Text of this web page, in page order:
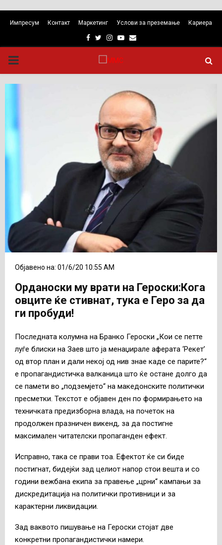
Импресум Контакт Маркетинг Услови за преземање Кариера
Facebook
TwitterInstagram
Youtube
Email
PRIMARY
MENU
Објавено на: 01/6/20 10:55 AM
Орданоски му врати на Героски:Кога
овците ќе стивнат, тука е Геро за да
ги пробуди!
Последната колумна на Бранко Героски „Кои се петте
луѓе блиски на Заев што ја менаџирале аферата ‘Рекет’
од втор план и дали некој од нив знае каде се парите?“
е пропагандистичка валканица што ќе остане долго да
се памети во „подземјето“ на македонските политички
пресметки. Текстот е објавен ден по формирањето на
техничката предизборна влада, на почеток на
продолжен празничен викенд, за да постигне
максимален читателски пропаганден ефект.
Исправно, така се прави тоа. Ефектот ќе си биде
постигнат, бидејќи зад целиот напор стои вешта и со
години вежбана екипа за правење „црни“ кампањи за
дискредитација на политички противници и за
карактерни ликвидации.
Зад ваквото пишување на Героски стојат две
конкретни пропагандистички намери.